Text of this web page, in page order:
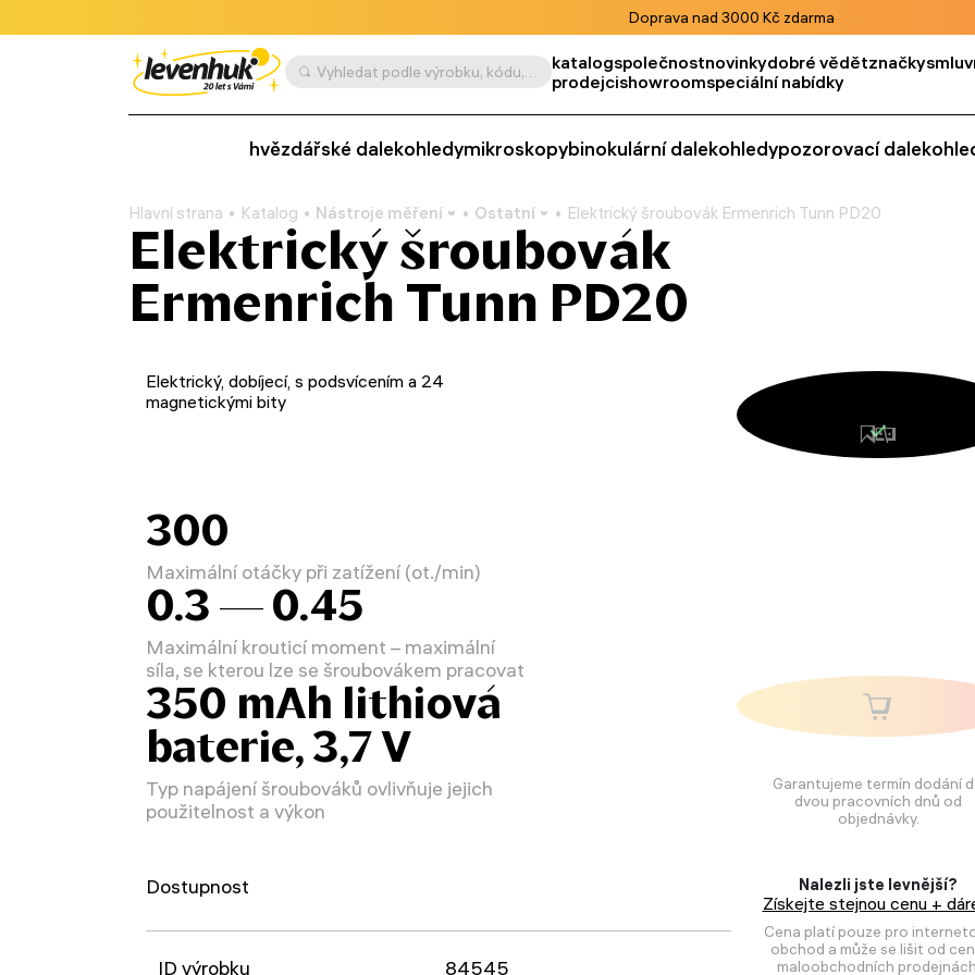
Doprava nad 3000 Kč zdarma
Vyhledat podle výrobku, kódu, kategorie apod. katalogspolečnostnovinkydobré vědětznačky
prodejcishowroomspeciální nabídky
hvězdářské dalekohledymikroskopybinokulární dalekohledypozorovací
Hlavní strana Katalog Nástroje měření Ostatní Elektrický šroubovák Ermenrich Tunn PD20
Elektrický šroubovák
Ermenrich Tunn PD20
Garantujeme termín dodání
dvou pracovních dnů od
objednávky.
Nalezli jste levnější?
Získejte stejnou cenu +
Cena platí pouze pro
obchod a může se lišit od
maloobchodních
Elektrický, dobíjecí, s podsvícením a 24
magnetickými bity
300
Maximální otáčky při zatížení (ot./min)
0.3 — 0.45
Maximální krouticí moment – maximální
síla, se kterou lze se šroubovákem pracovat
350 mAh lithiová
baterie, 3,7 V
Typ napájení šroubováků ovlivňuje jejich
použitelnost a výkon
Dostupnost
ID výrobku
84545